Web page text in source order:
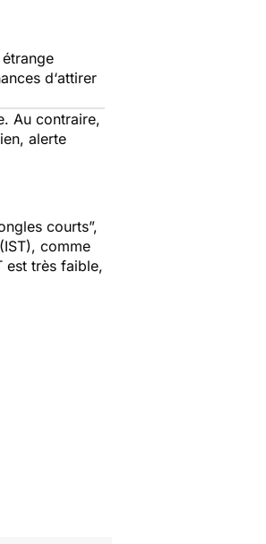
d‘attirer
Au contraire,
alerte
courts”,
comme
est très faible,